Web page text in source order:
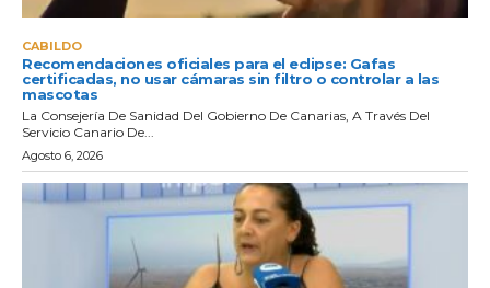
CABILDO
Recomendaciones oficiales para el eclipse: Gafas
certificadas, no usar cámaras sin filtro o controlar a las
mascotas
La Consejería De Sanidad Del Gobierno De Canarias, A Través Del
Servicio Canario De...
Agosto 6, 2026